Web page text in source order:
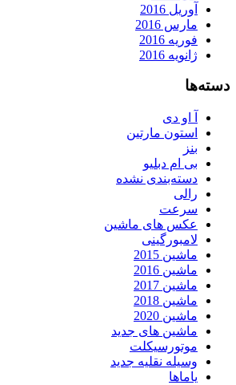
آوریل 2016
مارس 2016
فوریه 2016
ژانویه 2016
دسته‌ها
آ او دی
استون مارتین
بنز
بی ام دبلیو
دسته‌بندی نشده
رالی
سرعت
عکس های ماشین
لامبورگینی
ماشین 2015
ماشین 2016
ماشین 2017
ماشین 2018
ماشین 2020
ماشین های جدید
موتورسیکلت
وسیله نقلیه جدید
یاماها